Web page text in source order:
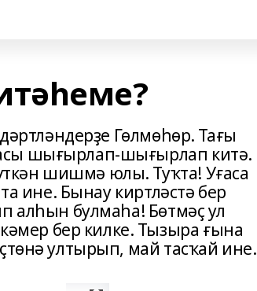
Гөлмөһөр. Тағы
шығырлап-шығырлап китә.
шишмә юлы. Туҡта! Уғаса
ине. Бынау киртләстә бер
алһын булмаһа! Бөтмәҫ ул
бер килке. Тызыра ғына
ултырып, май тасҡай ине.